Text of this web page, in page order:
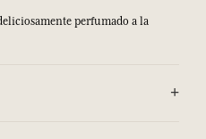
perfumado a la